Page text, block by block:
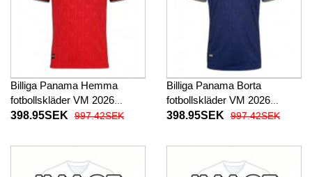
Billiga Panama Hemma
fotbollskläder VM 2026
Kortärmad
398.95SEK 997.42SEK
Billiga Panama Borta
fotbollskläder VM 2026
Kortärmad
398.95SEK 997.42SEK